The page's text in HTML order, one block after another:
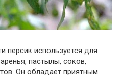
используется для
пастылы, соков,
Он обладает приятным